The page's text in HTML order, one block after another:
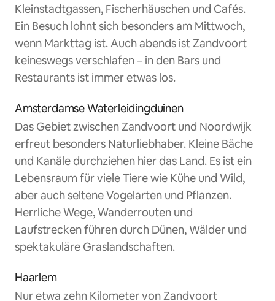
Kleinstadtgassen, Fischerhäuschen und Cafés.
Ein Besuch lohnt sich besonders am Mittwoch,
wenn Markttag ist. Auch abends ist Zandvoort
keineswegs verschlafen – in den Bars und
Restaurants ist immer etwas los.
Amsterdamse Waterleidingduinen
Das Gebiet zwischen Zandvoort und Noordwijk
erfreut besonders Naturliebhaber. Kleine Bäche
und Kanäle durchziehen hier das Land. Es ist ein
Lebensraum für viele Tiere wie Kühe und Wild,
aber auch seltene Vogelarten und Pflanzen.
Herrliche Wege, Wanderrouten und
Laufstrecken führen durch Dünen, Wälder und
spektakuläre Graslandschaften.
Haarlem
Nur etwa zehn Kilometer von Zandvoort